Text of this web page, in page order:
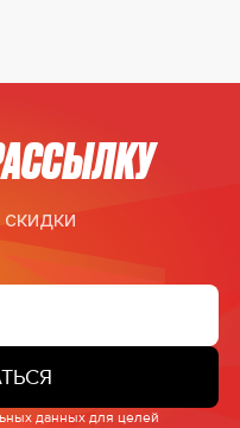
данных для целей